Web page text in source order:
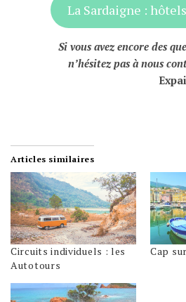
La Sardaigne :
Si vous avez encore des
n’hésitez pas à nous
Articles similaires
Circuits individuels : les
Autotours
Cap